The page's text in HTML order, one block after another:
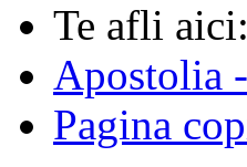
Te afli aici:
Apostolia
Pagina